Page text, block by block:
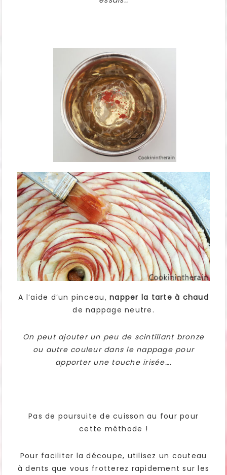
A l’aide d’un pinceau, napper la tarte à chaud
de nappage neutre.
On peut ajouter un peu de scintillant bronze
ou autre couleur dans le nappage pour
apporter une touche irisée….
Pas de poursuite de cuisson au four pour
cette méthode !
Pour faciliter la découpe, utilisez un couteau
à dents que vous frotterez rapidement sur les